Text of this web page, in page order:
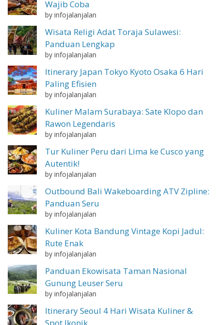
Wajib Coba
by infojalanjalan
Wisata Religi Adat Toraja Sulawesi:
Panduan Lengkap
by infojalanjalan
Itinerary Japan Tokyo Kyoto Osaka 6 Hari
Paling Efisien
by infojalanjalan
Kuliner Malam Surabaya: Sate Klopo dan
Rawon Legendaris
by infojalanjalan
Tur Kuliner Peru dari Lima ke Cusco yang
Autentik!
by infojalanjalan
Outbound Bali Wakeboarding ATV Zipline:
Panduan Seru
by infojalanjalan
Kuliner Kota Bandung Vintage Kopi Jadul:
Rute Enak
by infojalanjalan
Panduan Ekowisata Taman Nasional
Gunung Leuser Seru
by infojalanjalan
Itinerary Seoul 4 Hari Wisata Kuliner &